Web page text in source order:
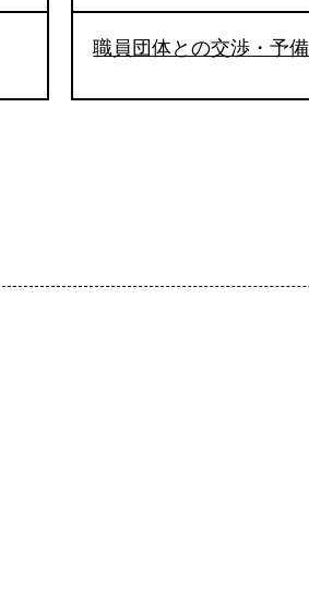
職員団体との交渉・予